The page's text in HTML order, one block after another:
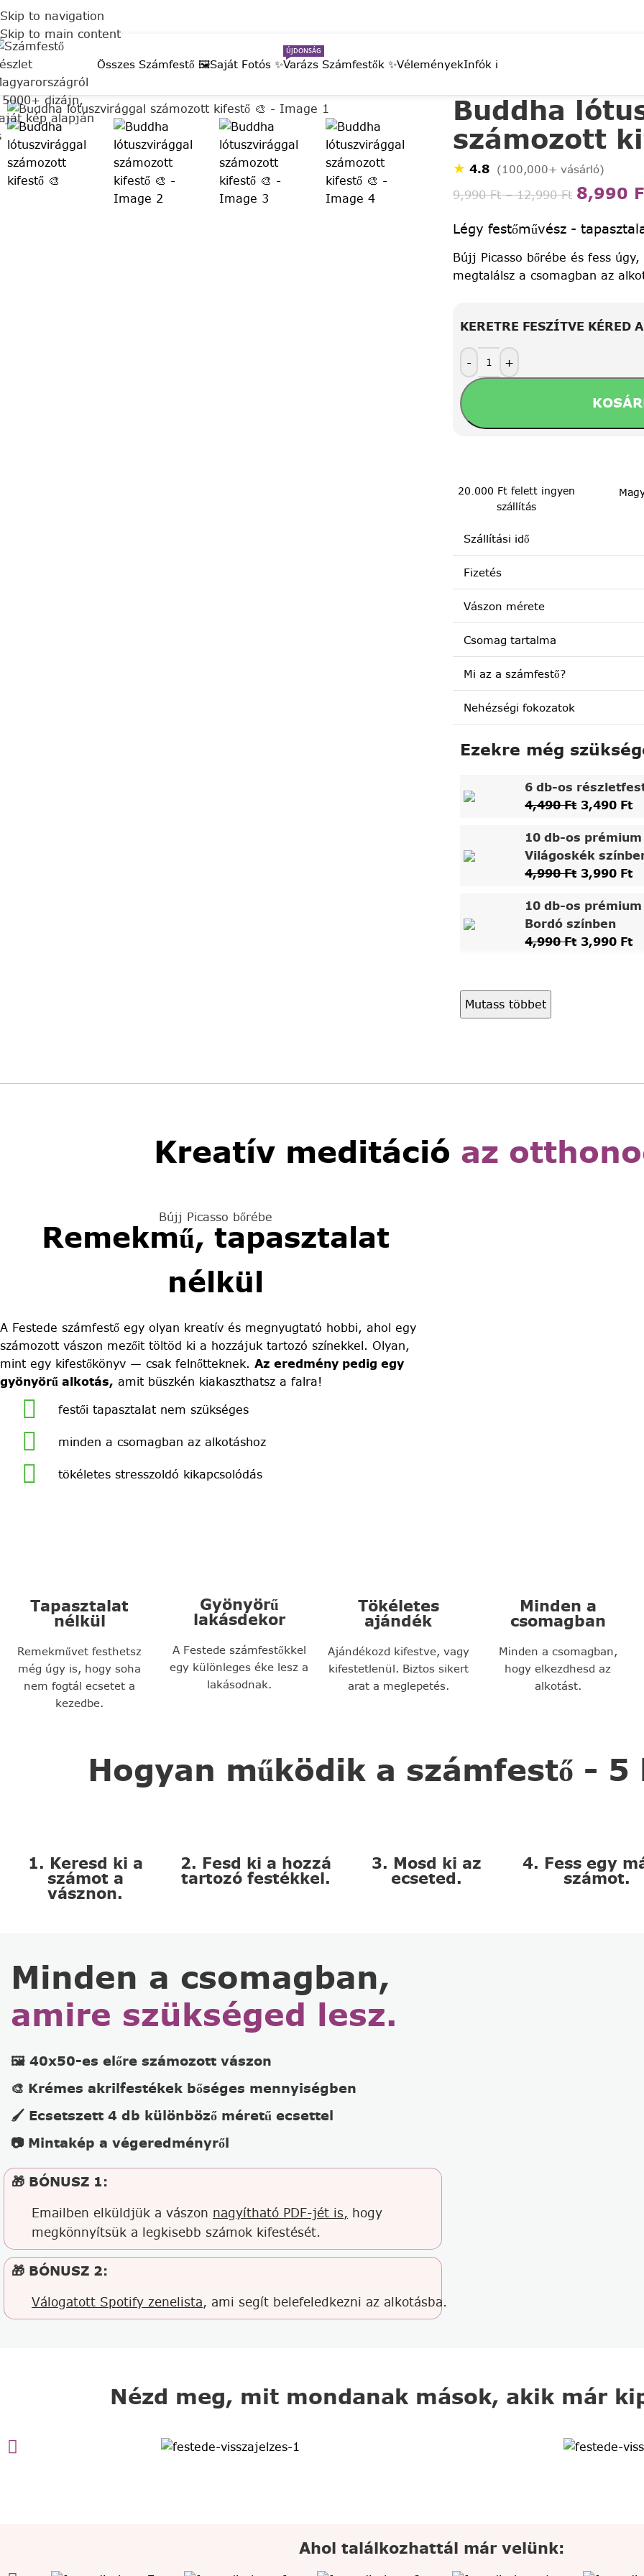
Skip to navigation
Skip to main content
Összes Számfestő 🖼️Saját Fotós ✨Varázs Számfestők ✨
ÚJDONSÁG
VéleményekInfók ℹ️
Click to enlarge
Buddha
számozott
★ 4.8 (100,000+ vásárló)
9,990Ft – 12,990Ft 8,990
Légy festőművész -
Bújj Picasso bőrébe és fess
megtalálsz a csomagban az
KERETRE FESZÍTVE KÉRED
- +
20.000 Ft felett ingyen
szállítás
Szállítási idő
Fizetés
Vászon mérete
Csomag tartalma
Mi az a számfestő?
Nehézségi fokozatok
Ezekre még
6 db-os
4,490Ft 3,490 Ft
10 db-os
Világoskék
4,990Ft 3,990 Ft
10 db-os
Bordó színben
4,990Ft 3,990 Ft
5,490
Mutass többet
Kreatív meditáció az
Bújj Picasso bőrébe
Remekmű, tapasztalat
nélkül
A Festede számfestő egy olyan kreatív és megnyugtató hobbi, ahol egy
számozott vászon mezőit töltöd ki a hozzájuk tartozó színekkel. Olyan,
mint egy kifestőkönyv — csak felnőtteknek. Az eredmény pedig egy
gyönyörű alkotás, amit büszkén kiakaszthatsz a falra!
festői tapasztalat nem szükséges
minden a csomagban az alkotáshoz
tökéletes stresszoldó kikapcsolódás
Tapasztalat
nélkül
Remekművet festhetsz
még úgy is, hogy soha
nem fogtál ecsetet a
kezedbe.
Gyönyörű
lakásdekor
A Festede számfestőkkel
egy különleges éke lesz a
lakásodnak.
Tökéletes
ajándék
Ajándékozd kifestve, vagy
kifestetlenül. Biztos sikert
arat a meglepetés.
Minden a
csomagban
Minden a csomagban,
hogy elkezdhesd az
alkotást.
Hogyan működik a számfestő - 5
1. Keresd ki a
számot a
vásznon.
2. Fesd ki a hozzá
tartozó festékkel.
3. Mosd ki az
ecseted.
4. Fess egy
számot.
Minden a csomagban,
amire szükséged lesz.
🖼️ 40x50-es előre számozott vászon
🎨 Krémes akrilfestékek bőséges mennyiségben
🖌️ Ecsetszett 4 db különböző méretű ecsettel
📷 Mintakép a végeredményről
🎁 BÓNUSZ 1:
Emailben elküldjük a vászon nagyítható PDF-jét is, hogy
megkönnyítsük a legkisebb számok kifestését.
🎁 BÓNUSZ 2:
Válogatott Spotify zenelista, ami segít belefeledkezni az alkotásba.
Nézd meg, mit mondanak mások, akik már
Ahol találkozhattál már velünk: